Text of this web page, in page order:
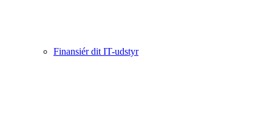
Finansiér dit IT-udstyr